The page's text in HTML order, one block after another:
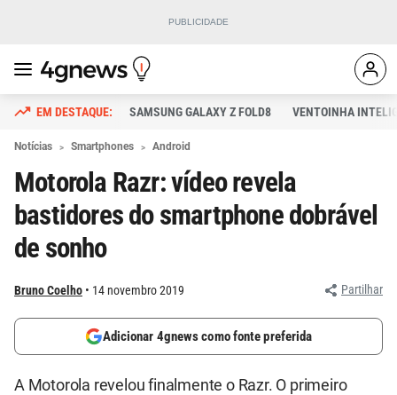
SAMSUNG GALAXY Z FOLD8 VENTOINHA
Notícias Smartphones Android
Motorola Razr: vídeo revela
bastidores do smartphone dobrável
de sonho
Bruno Coelho 14 novembro 2019 Partilhar
Adicionar 4gnews como fonte preferida
A Motorola revelou finalmente o Razr. O primeiro